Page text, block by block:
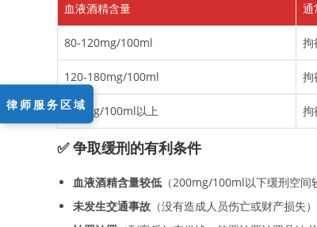
血液酒精含量 通
80-120mg/100ml 拘
120-180mg/100ml 拘
180mg/100ml以上 拘
✅ 争取缓刑的有利条件
血液酒精含量较低 （200mg/100ml以下缓刑空间
未发生交通事故 （没有造成人员伤亡或财产损失）
律师服务区域